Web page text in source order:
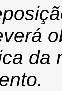
da